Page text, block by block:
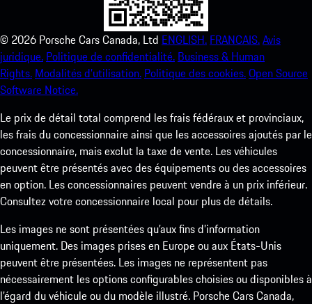
© 2026 Porsche Cars Canada, Ltd ENGLISH. FRANCAIS.Avis
juridique. Politique de confidentialité. Business & Human
Rights. Modalités d’utilisation. Politique des cookies.Open Source
Software Notice.
Le prix de détail total comprend les frais fédéraux et provinciaux,
les frais du concessionnaire ainsi que les accessoires ajoutés par le
concessionnaire, mais exclut la taxe de vente. Les véhicules
peuvent être présentés avec des équipements ou des accessoires
en option. Les concessionnaires peuvent vendre à un prix inférieur.
Consultez votre concessionnaire local pour plus de détails.
Les images ne sont présentées qu’aux fins d’information
uniquement. Des images prises en Europe ou aux États-Unis
peuvent être présentées. Les images ne représentent pas
nécessairement les options configurables choisies ou disponibles à
l’égard du véhicule ou du modèle illustré. Porsche Cars Canada,